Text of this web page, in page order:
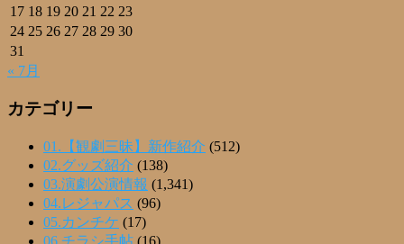
17 18 19 20 21 22 23
24 25 26 27 28 29 30
31
« 7月
カテゴリー
01.【観劇三昧】新作紹介 (512)
02.グッズ紹介 (138)
03.演劇公演情報 (1,341)
04.レジャパス (96)
05.カンチケ (17)